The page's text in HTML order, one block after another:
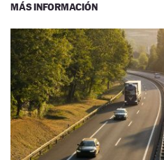
MÁS INFORMACIÓN